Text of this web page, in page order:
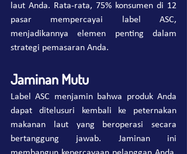
laut Anda. Rata-rata, 75% konsumen di 12
pasar mempercayai label ASC,
menjadikannya elemen penting dalam
strategi pemasaran Anda.
Jaminan Mutu
Label ASC menjamin bahwa produk Anda
dapat ditelusuri kembali ke peternakan
makanan laut yang beroperasi secara
bertanggung jawab. Jaminan ini